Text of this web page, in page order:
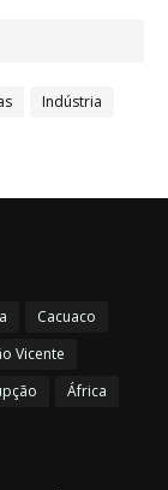
Indústria
Cacuaco
Vicente
África